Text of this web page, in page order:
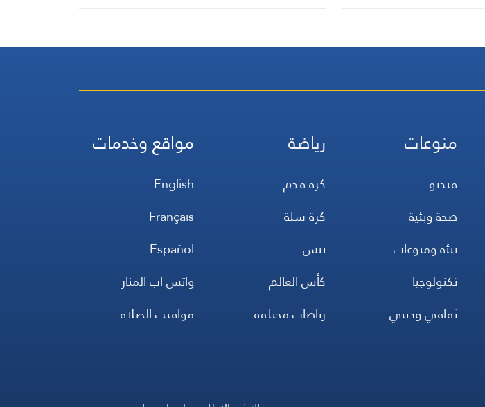
منوعات
فيديو
صحة وبئية
بيئة ومنوعات
تكنولوجيا
ثقافي وديني
رياضة
كرة قدم
كرة سلة
تنس
كأس العالم
رياضات مختلفة
مواقع وخدمات
English
Français
Español
واتس اب المنار
مواقيت الصلاة